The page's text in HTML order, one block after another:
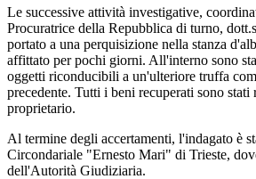
Le successive attività investigative,
Procuratrice della Repubblica di turno,
portato a una perquisizione nella stanza
affittato per pochi giorni. All'interno sono
oggetti riconducibili a un'ulteriore truffa
precedente. Tutti i beni recuperati sono
proprietario.
Al termine degli accertamenti, l'indagato è
Circondariale "Ernesto Mari" di Trieste,
dell'Autorità Giudiziaria.